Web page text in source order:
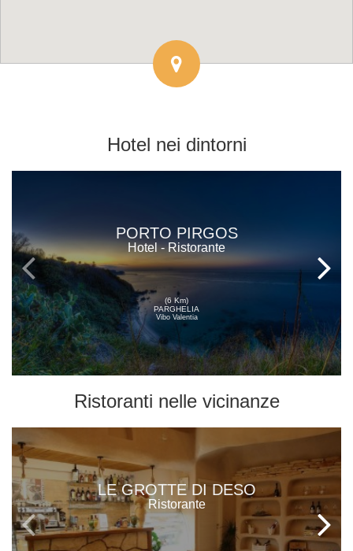
Hotel nei dintorni
PORTO PIRGOS
Hotel - Ristorante
(6 Km)
PARGHELIA
Vibo Valentia
Ristoranti nelle vicinanze
LE GROTTE DI DESO
Ristorante